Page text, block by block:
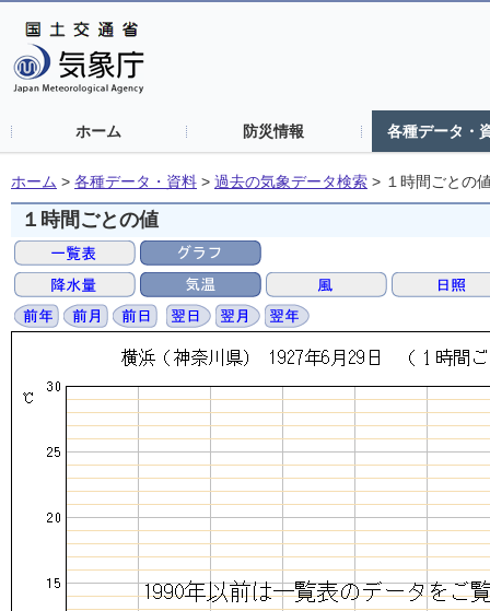
ホーム 防災情報 各種データ・
ホーム > 各種データ・資料 > 過去の気象データ検索 > １時間ごとの
１時間ごとの値